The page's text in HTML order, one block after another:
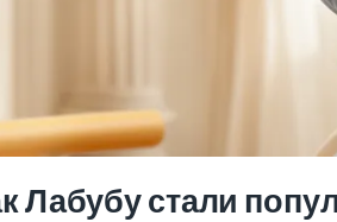
Лабубу стали